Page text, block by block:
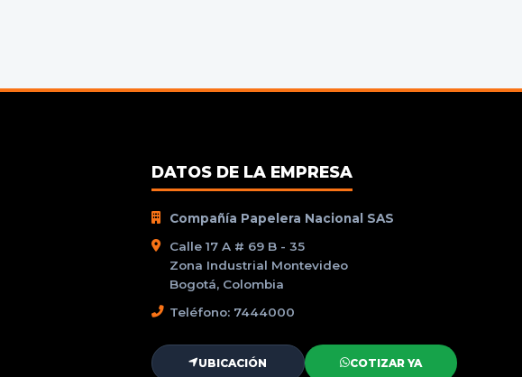
DATOS DE LA EMPRESA
Compañía Papelera Nacional SAS
Calle 17 A # 69 B - 35
Zona Industrial Montevideo
Bogotá, Colombia
Teléfono: 7444000
UBICACIÓN COTIZAR YA